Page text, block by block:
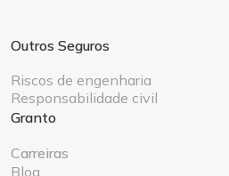
Outros Seguros
Riscos de engenharia
Responsabilidade civil
Granto
Carreiras
Blog